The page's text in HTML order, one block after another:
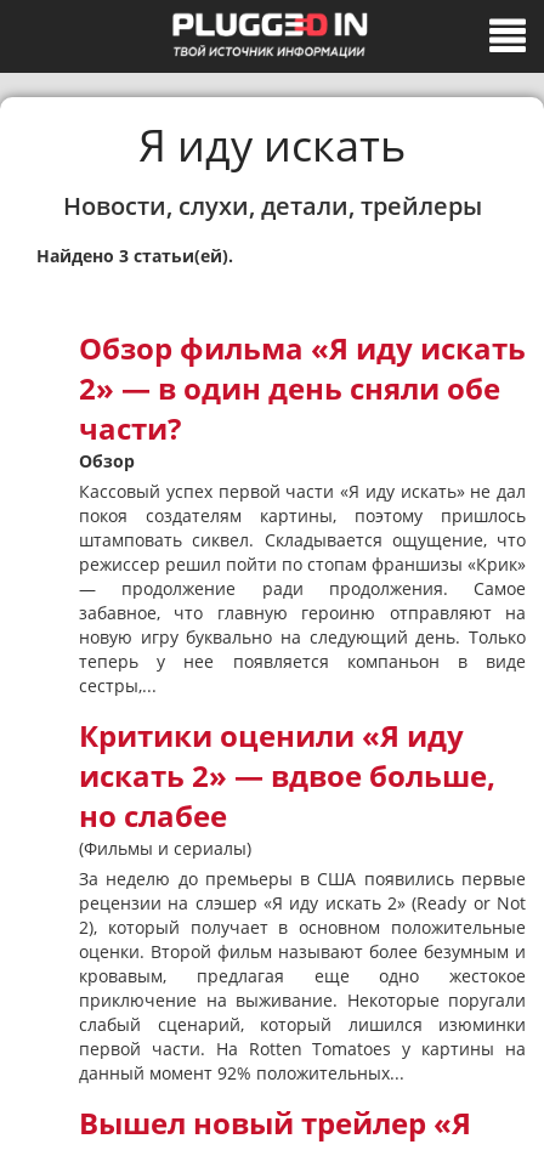
Я иду искать
Новости, слухи, детали, трейлеры
Найдено 3 статьи(ей).
Обзор фильма «Я иду искать
2» — в один день сняли обе
части?
Обзор
Кассовый успех первой части «Я иду искать» не дал
покоя создателям картины, поэтому пришлось
штамповать сиквел. Складывается ощущение, что
режиссер решил пойти по стопам франшизы «Крик»
— продолжение ради продолжения. Самое
забавное, что главную героиню отправляют на
новую игру буквально на следующий день. Только
теперь у нее появляется компаньон в виде
сестры,...
Критики оценили «Я иду
искать 2» — вдвое больше,
но слабее
(Фильмы и сериалы)
За неделю до премьеры в США появились первые
рецензии на слэшер «Я иду искать 2» (Ready or Not
2), который получает в основном положительные
оценки. Второй фильм называют более безумным и
кровавым, предлагая еще одно жестокое
приключение на выживание. Некоторые поругали
слабый сценарий, который лишился изюминки
первой части. На Rotten Tomatoes у картины на
данный момент 92% положительных...
Вышел новый трейлер «Я